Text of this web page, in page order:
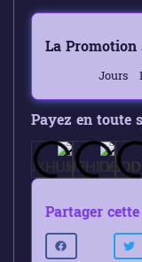
La
Jours
Payez en toute
Partager